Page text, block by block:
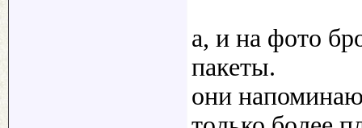
а, и на фото
пакеты.
они